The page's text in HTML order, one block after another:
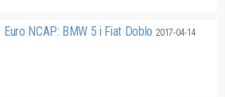
Euro NCAP: BMW 5 i Fiat Doblo 2017-04-14